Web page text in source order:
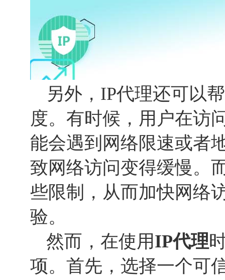
另外，IP代理还可以
度。有时候，用户在访
能会遇到网络限速或者
致网络访问变得缓慢。
些限制，从而加快网络
验。
然而，在使用IP代理
项。首先，选择一个可